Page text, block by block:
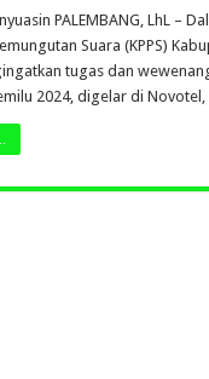
PALEMBANG, LhL –
Suara (KPPS)
tugas dan
2024, digelar di